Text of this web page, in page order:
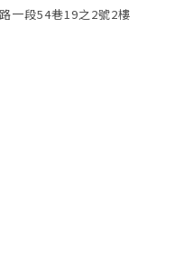
一段54巷19之2號2樓